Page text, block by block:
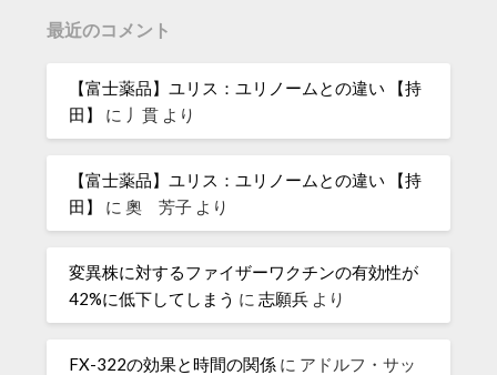
最近のコメント
【富士薬品】ユリス：ユリノームとの違い 【持
田】
に 丿貫 より
【富士薬品】ユリス：ユリノームとの違い 【持
田】
に奧 芳子 より
変異株に対するファイザーワクチンの有効性が
42%に低下してしまう に志願兵 より
FX-322の効果と時間の関係 に アドルフ・サッ